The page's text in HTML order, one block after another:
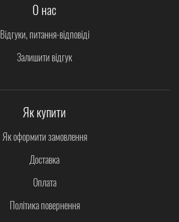
О нас
Відгуки, питання-відповіді
Залишити відгук
Як купити
Як оформити замовлення
Доставка
Оплата
Політика повернення